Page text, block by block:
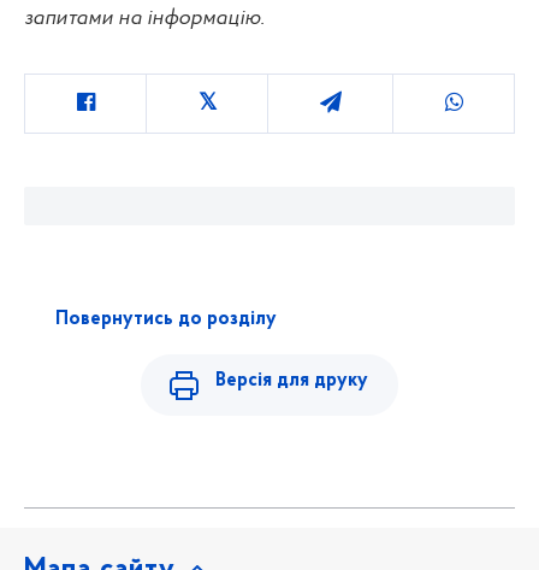
запитами на інформацію.
Повернутись до розділу
Версія для друку